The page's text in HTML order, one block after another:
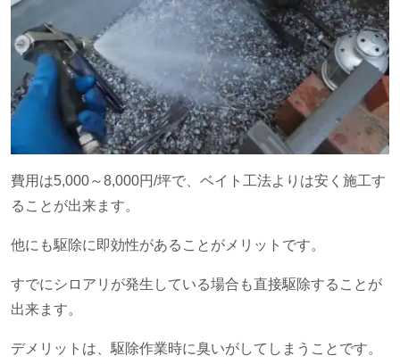
費用は5,000～8,000円/坪で、ベイト工法よりは安く施工す
ることが出来ます。
他にも駆除に即効性があることがメリットです。
すでにシロアリが発生している場合も直接駆除することが
出来ます。
デメリットは、駆除作業時に臭いがしてしまうことです。